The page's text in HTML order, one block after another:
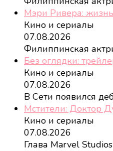
Мэри Ривера:
Кино и сериалы
07.08.2026
Филиппинская
Без оглядки:
Кино и сериалы
07.08.2026
В Сети появился
Мстители: Доктор
Кино и сериалы
07.08.2026
Глава Marvel